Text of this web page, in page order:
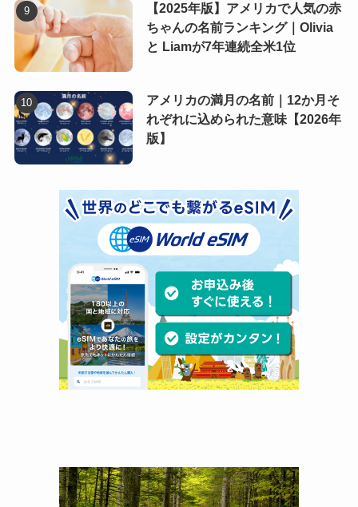
【2025年版】アメリカで人気の赤
ちゃんの名前ランキング｜Olivia
と Liamが7年連続全米1位
アメリカの満月の名前｜12か月そ
れぞれに込められた意味【2026年
版】